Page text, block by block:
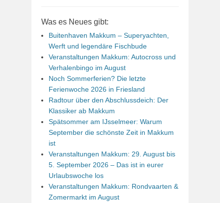
Was es Neues gibt:
Buitenhaven Makkum – Superyachten,
Werft und legendäre Fischbude
Veranstaltungen Makkum: Autocross und
Verhalenbingo im August
Noch Sommerferien? Die letzte
Ferienwoche 2026 in Friesland
Radtour über den Abschlussdeich: Der
Klassiker ab Makkum
Spätsommer am IJsselmeer: Warum
September die schönste Zeit in Makkum
ist
Veranstaltungen Makkum: 29. August bis
5. September 2026 – Das ist in eurer
Urlaubswoche los
Veranstaltungen Makkum: Rondvaarten &
Zomermarkt im August